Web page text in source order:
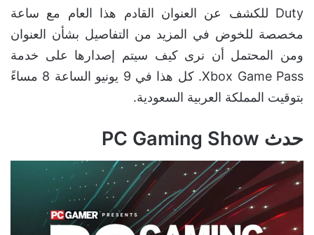
Duty للكشف عن العنوان القادم هذا العام مع ساعة
مخصصة للخوض في المزيد من التفاصيل بشأن العنوان
ومن المحتمل أن نرى كيف سيتم إصدارها على خدمة
Xbox Game Pass. كل هذا في 9 يونيو الساعة 8 مساءً
بتوقيت المملكة العربية السعودية.
حدث PC Gaming Show